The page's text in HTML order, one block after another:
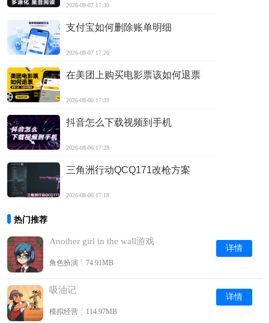
2026-08-07 17:30
支付宝如何删除账单明细
2026-08-07 17:20
在美团上购买电影票该如何退票
2026-08-06 17:39
抖音怎么下载视频到手机
2026-08-06 17:28
三角洲行动QCQ171改枪方案
2026-08-06 17:18
热门推荐
Another girl in the wall游戏
角色扮演 74.91MB
详情
吸油记
模拟经营 114.97MB
详情